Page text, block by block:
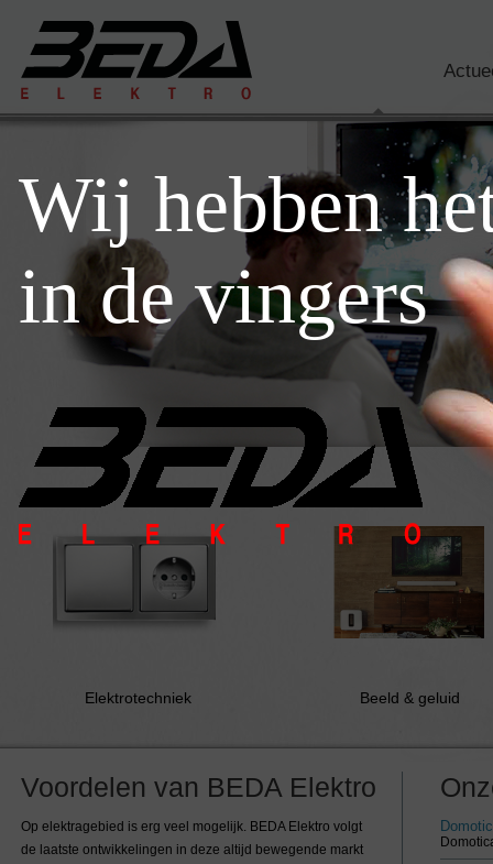
Elektrotechniek Beeld & geluid
Voordelen van BEDA Elektro
Op elektragebied is erg veel mogelijk. BEDA Elektro volgt
de laatste ontwikkelingen in deze altijd bewegende markt
Wij hebben
in de vingers